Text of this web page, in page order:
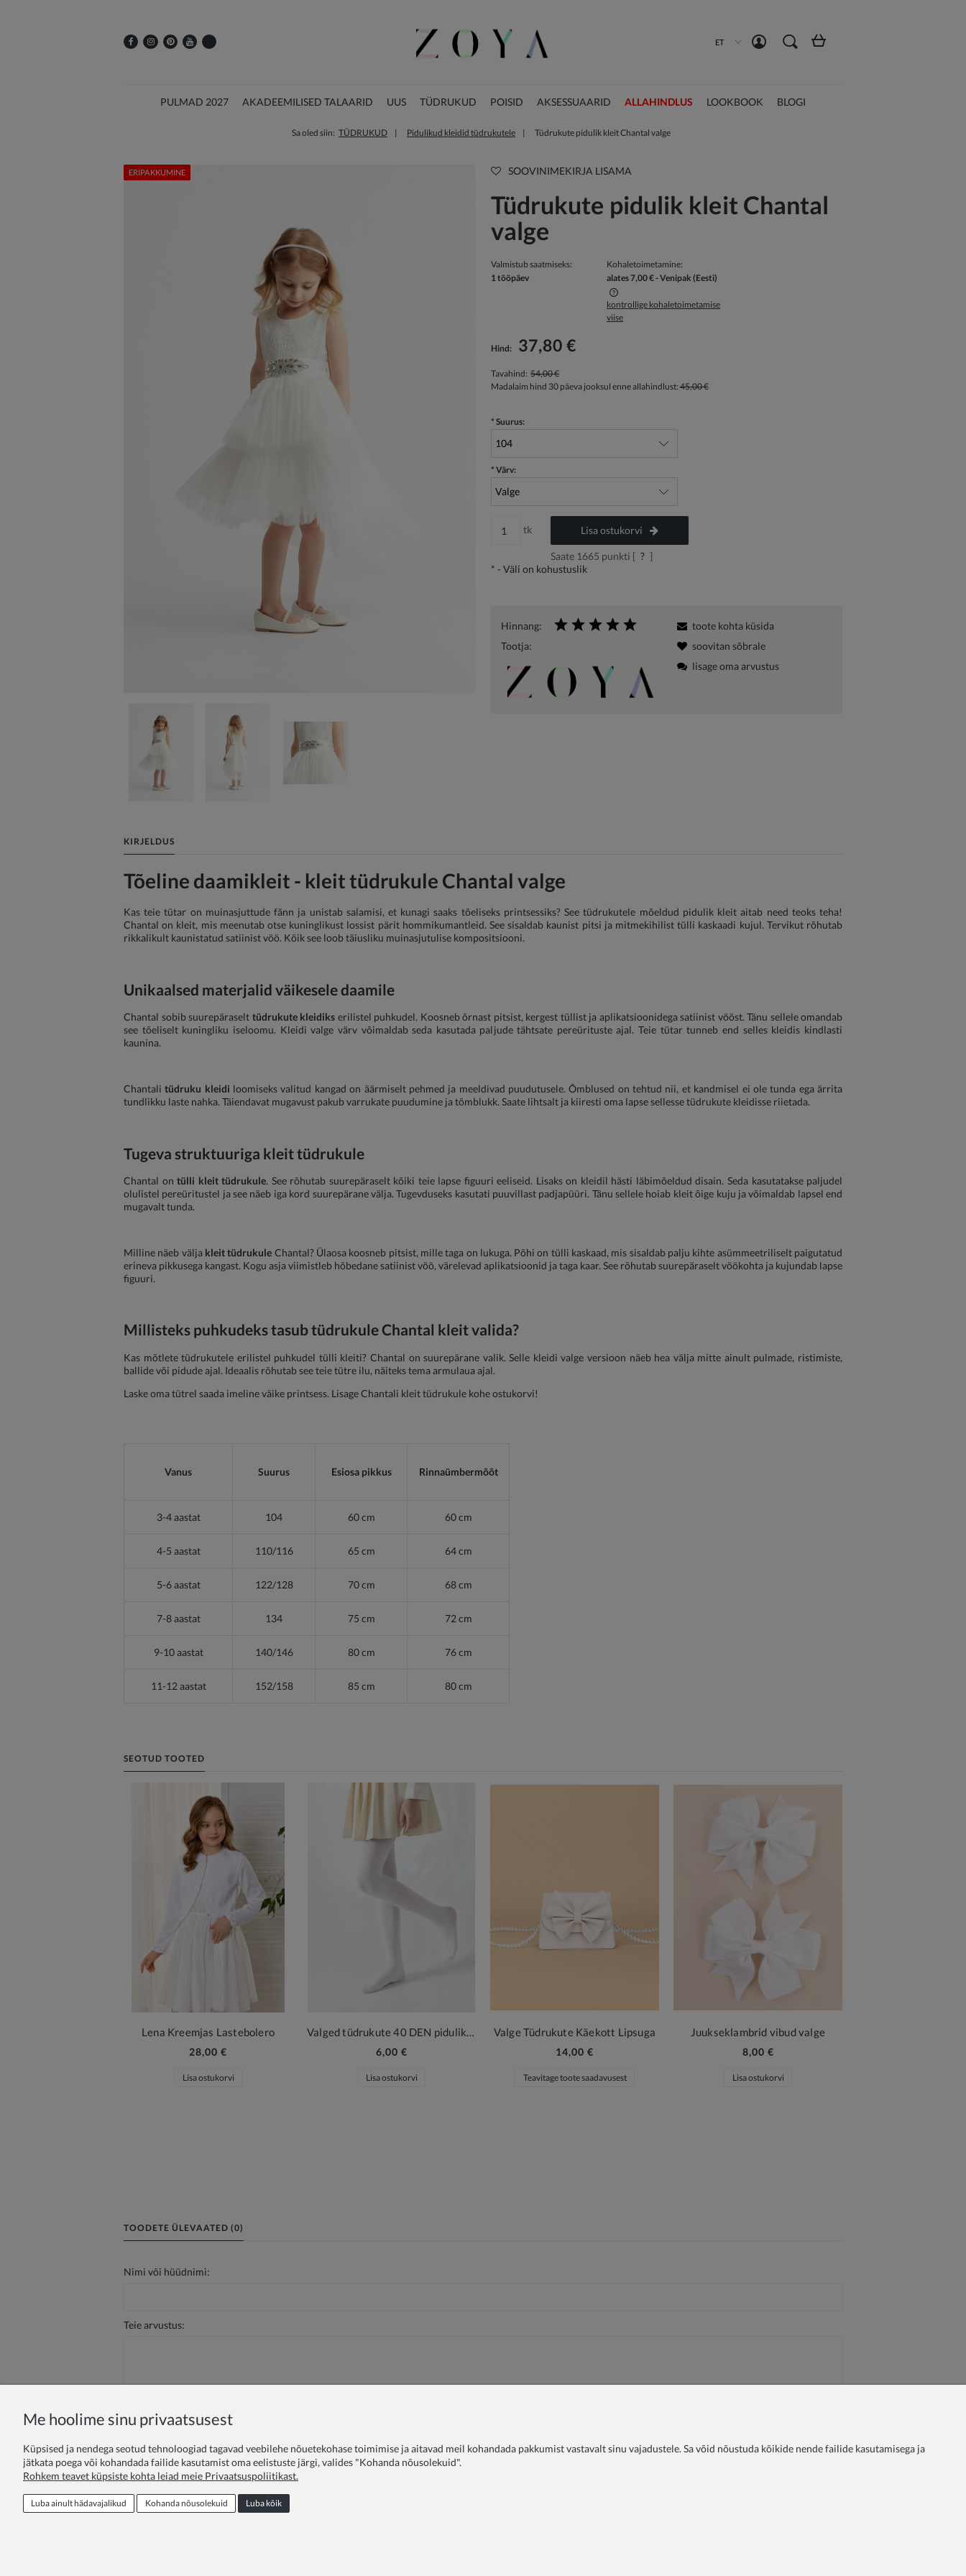
ET
PULMAD 2027 AKADEEMILISED TALAARID UUS TÜDRUKUD POISID AKSESSUAARID ALLAHINDLUS LOOKBOOK BLOGI
Sa oled siin: TÜDRUKUD Pidulikud kleidid tüdrukutele Tüdrukute pidulik kleit Chantal valge
ERIPAKKUMINE SOOVINIMEKIRJA LISAMA
Tüdrukute pidulik kleit Chantal
valge
Valmistub saatmiseks:
1 tööpäev
Kohaletoimetamine:
alates 7,00 €- Venipak (Eesti)
kontrollige kohaletoimetamise
viise
Hind: 37,80 €
Tavahind: 54,00 €
Madalaim hind 30 päeva jooksul enne allahindlust:45,00 €
* Suurus:
* Värv:
tk Lisa ostukorvi
Saate 1665 punkti [ ? ]
* - Väli on kohustuslik
Hinnang:
Tootja:
toote kohta küsida
soovitan sõbrale
lisage oma arvustus
KIRJELDUS
Tõeline daamikleit - kleit tüdrukule Chantal valge
Kas teie tütar on muinasjuttude fänn ja unistab salamisi, et kunagi saaks tõeliseks printsessiks? See tüdrukutele mõeldud pidulik kleit aitab need teoks teha!
Chantal on kleit, mis meenutab otse kuninglikust lossist pärit hommikumantleid. See sisaldab kaunist pitsi ja mitmekihilist tülli kaskaadi kujul. Tervikut rõhutab
rikkalikult kaunistatud satiinist vöö. Kõik see loob täiusliku muinasjutulise kompositsiooni.
Unikaalsed materjalid väikesele daamile
Chantal sobib suurepäraselt tüdrukute kleidiks erilistel puhkudel. Koosneb õrnast pitsist, kergest tüllist ja aplikatsioonidega satiinist vööst. Tänu sellele omandab
see tõeliselt kuningliku iseloomu. Kleidi valge värv võimaldab seda kasutada paljude tähtsate pereürituste ajal. Teie tütar tunneb end selles kleidis kindlasti
kaunina.
Chantalitüdruku kleidi loomiseks valitud kangad on äärmiselt pehmed ja meeldivad puudutusele. Õmblused on tehtud nii, et kandmisel ei ole tunda ega ärrita
tundlikku laste nahka. Täiendavat mugavust pakub varrukate puudumine ja tõmblukk. Saate lihtsalt ja kiiresti oma lapse sellesse tüdrukute kleidisse riietada.
Tugeva struktuuriga kleit tüdrukule
Chantal ontülli kleit tüdrukule. See rõhutab suurepäraselt kõiki teie lapse figuuri eeliseid. Lisaks on kleidil hästi läbimõeldud disain. Seda kasutatakse paljudel
olulistel pereüritustel ja see näeb iga kord suurepärane välja. Tugevduseks kasutati puuvillast padjapüüri. Tänu sellele hoiab kleit õige kuju ja võimaldab lapsel end
mugavalt tunda.
Milline näeb välja kleit tüdrukule Chantal? Ülaosa koosneb pitsist, mille taga on lukuga. Põhi on tülli kaskaad, mis sisaldab palju kihte asümmeetriliselt paigutatud
erineva pikkusega kangast. Kogu asja viimistleb hõbedane satiinist vöö, värelevad aplikatsioonid ja taga kaar. See rõhutab suurepäraselt vöökohta ja kujundab lapse
figuuri.
Millisteks puhkudeks tasub tüdrukule Chantal kleit valida?
Kas mõtlete tüdrukutele erilistel puhkudel tülli kleiti? Chantal on suurepärane valik. Selle kleidi valge versioon näeb hea välja mitte ainult pulmade, ristimiste,
ballide või pidude ajal. Ideaalis rõhutab see teie tütre ilu, näiteks tema armulaua ajal.
Laske oma tütrel saada imeline väike printsess. Lisage Chantali kleit tüdrukule kohe ostukorvi!
Vanus Suurus Esiosa pikkus Rinnaümbermõõt
3-4 aastat 104 60 cm 60 cm
4-5 aastat 110/116 65 cm 64 cm
5-6 aastat 122/128 70 cm 68 cm
7-8 aastat 134 75 cm 72 cm
9-10 aastat 140/146 80 cm 76 cm
11-12 aastat 152/158 85 cm 80 cm
SEOTUD TOOTED
Lena Kreemjas Lastebolero
28,00 €
Lisa ostukorvi
Valged tüdrukute 40 DEN pidulikud sukkpüksid Lumi
6,00 €
Lisa ostukorvi
Valge Tüdrukute Käekott Lipsuga
14,00 €
Teavitage toote saadavusest
Juukseklambrid vibud valge
8,00 €
Lisa ostukorvi
TOODETE ÜLEVAATED (0)
Nimi või hüüdnimi:
Teie arvustus:
Saada
Lojaalsusprogramm Pakkumine haridusasutustele
Me hoolime sinu privaatsusest
Küpsised ja nendega seotud tehnoloogiad tagavad veebilehe nõuetekohase toimimise ja aitavad meil kohandada pakkumist vastavalt sinu vajadustele. Sa võid nõustuda kõikide nende failide kasutamisega ja
jätkata poega või kohandada failide kasutamist oma eelistuste järgi, valides "Kohanda nõusolekuid".
Rohkem teavet küpsiste kohta leiad meie Privaatsuspoliitikast.
Luba ainult hädavajalikud Kohanda nõusolekuid Luba kõik